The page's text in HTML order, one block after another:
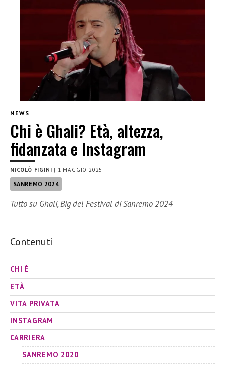
NEWS
Chi è Ghali? Età, altezza,
fidanzata e Instagram
NICOLÒ FIGINI | 1 MAGGIO 2025
SANREMO 2024
Tutto su Ghali, Big del Festival di Sanremo 2024
Contenuti
CHI È
ETÀ
VITA PRIVATA
INSTAGRAM
CARRIERA
SANREMO 2020